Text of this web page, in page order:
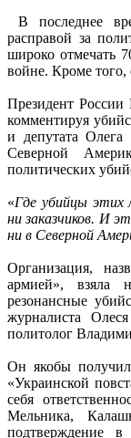
В последнее
расправой за
широко отмечать
войне. Кроме
Президент
комментируя
и депутата
Северной
политических
«Где убийцы этих
ни заказчиков. И
ни в Северной
Организация,
армией», взяла
резонансные
журналиста
политолог
Он якобы
«Украинской
себя
Мельника,
подтверждение в